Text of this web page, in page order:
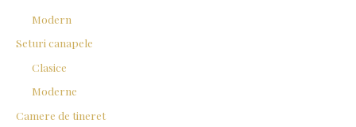
Modern
Seturi canapele
Clasice
Moderne
Camere de tineret